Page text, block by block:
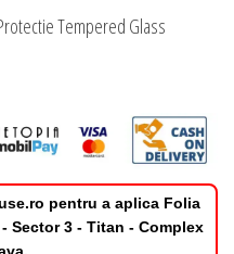
Tempered Glass
pentru a aplica Folia
Sector 3 - Titan - Complex